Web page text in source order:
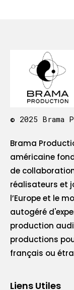
© 2025 Brama
Brama
américaine
de
réalisateurs et
l’Europe et le
autogéré
production
productions
français ou
Liens Utiles